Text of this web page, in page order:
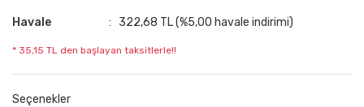
Havale 322,68 TL (%5,00 havale indirimi)
* 35,15 TL den başlayan taksitlerle!!
Seçenekler